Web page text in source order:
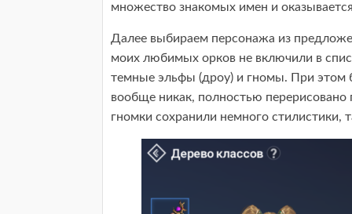
множество знакомых имен и
Далее выбираем персонажа из
моих любимых орков не включили в
темные эльфы (дроу) и гномы. При этом
вообще никак, полностью перерисовано
гномки сохранили немного стилистики,